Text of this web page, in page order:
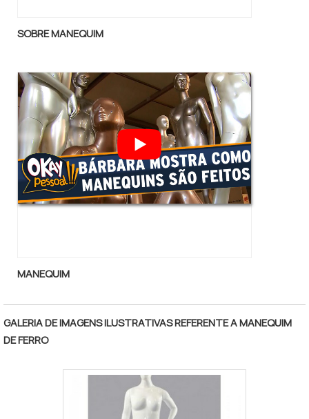
SOBRE MANEQUIM
MANEQUIM
GALERIA DE IMAGENS ILUSTRATIVAS REFERENTE A MANEQUIM
DE FERRO